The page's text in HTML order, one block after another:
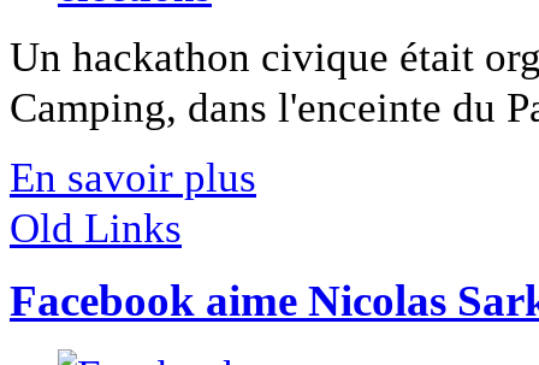
Un hackathon civique était
Camping, dans l'enceinte du
En savoir plus
Old Links
Facebook aime Nicolas